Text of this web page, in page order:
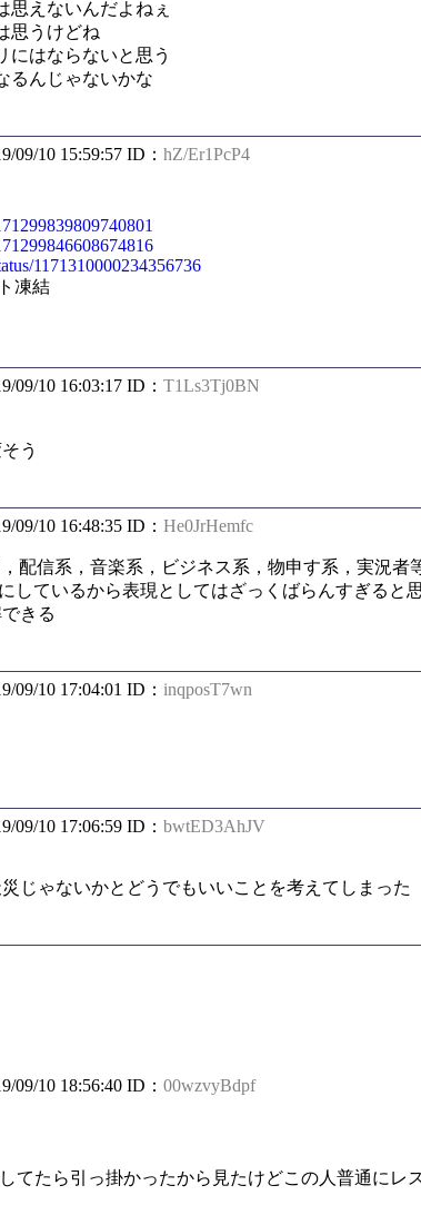
思えないんだよねぇ
思うけどね
にはならないと思う
るんじゃないかな
09/10 15:59:57 ID： hZ/Er1PcP4
1171310000234356736
凍結
09/10 16:03:17 ID： T1Ls3Tj0BN
う
09/10 16:48:35 ID： He0JrHemfc
配信系，音楽系，ビジネス系，物申す系，実況
しているから表現としてはざっくばらんすぎると
きる
09/10 17:04:01 ID： inqposT7wn
09/10 17:06:59 ID： bwtED3AhJV
じゃないかとどうでもいいことを考えてしまった
09/10 18:56:40 ID： 00wzvyBdpf
てたら引っ掛かったから見たけどこの人普通にレ